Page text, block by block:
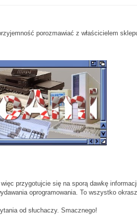
porozmawiać z właścicielem
przygotujcie się na sporą dawkę
oprogramowania. To wszystko
od słuchaczy. Smacznego!